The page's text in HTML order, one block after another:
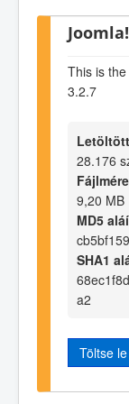
This is
3.2.7
Letöltött
28.176
9,20 MB
MD5
SHA1
a2
Töltse